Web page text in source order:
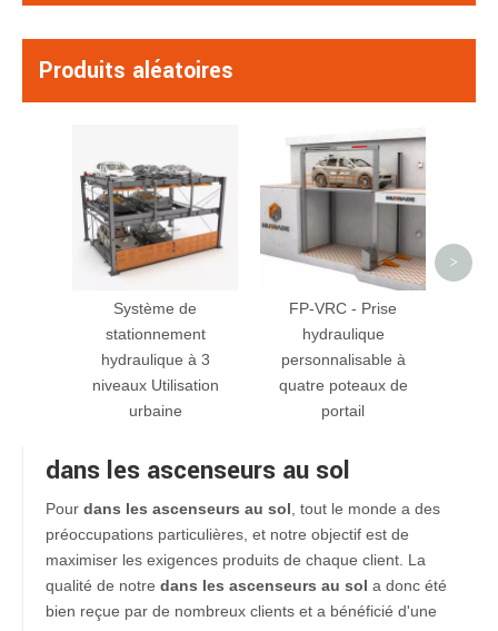
Produits aléatoires
Système de
stationnement
hydraulique à 3
niveaux Utilisation
urbaine
FP-VRC - Prise
hydraulique
personnalisable à
quatre poteaux de
portail
>
dans les ascenseurs au sol
Pour dans les ascenseurs au sol , tout le monde a des
préoccupations particulières, et notre objectif est de
maximiser les exigences produits de chaque client. La
qualité de notre dans les ascenseurs au sol a donc été
bien reçue par de nombreux clients et a bénéficié d'une